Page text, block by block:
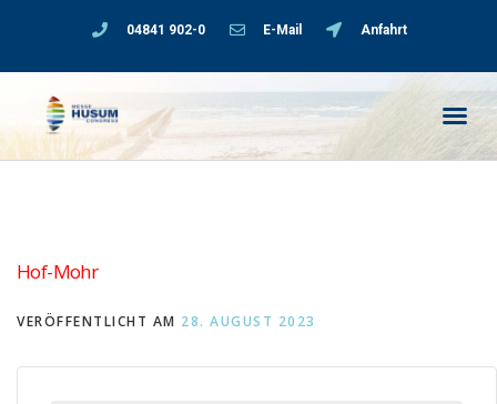
04841 902-0 E-Mail Anfahrt
Hof-Mohr
VERÖFFENTLICHT AM 28. AUGUST 2023